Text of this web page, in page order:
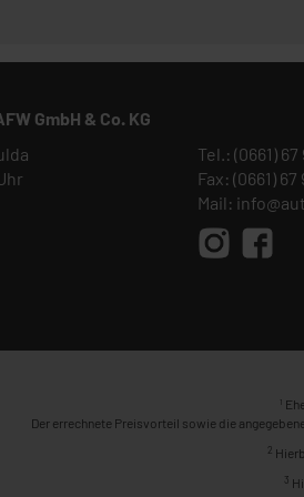
GmbH & Co. KG
Tel.: (0661) 67
Fax: (0661) 67
Mail:
1
Der errechnete Preisvorteil sowie die
2
3